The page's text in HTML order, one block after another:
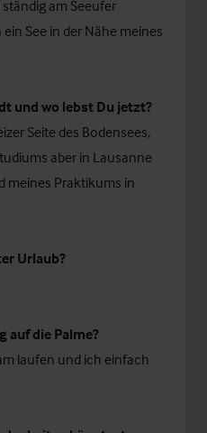
am Seeufer
See in der Nähe meines
und wo lebst Du jetzt?
Seite des Bodensees,
aber in Lausanne
meines Praktikums in
Urlaub?
auf die Palme?
laufen und ich einfach